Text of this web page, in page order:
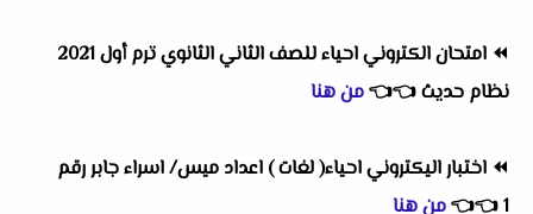
⏪
امتحان الكتروني احياء للصف الثاني الثانوي ترم أول 2021
نظام حديث👈
👈من هنا
⏪ اختبار اليكتروني احياء( لغات ) اعداد ميس/ اسراء جابر رقم
1
👈
👈من هنا